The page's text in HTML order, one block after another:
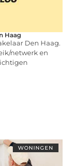
Haag
Den Haag.
netwerk en
WONINGEN